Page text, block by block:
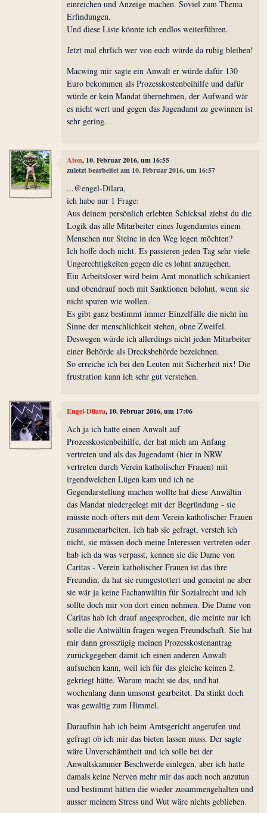
einreichen und Anzeige machen. Soviel zum Thema
Erfindungen.
Und diese Liste könnte ich endlos weiterführen.
Jetzt mal ehrlich wer von euch würde da ruhig bleiben!
Macwing mir sagte ein Anwalt er würde dafür 130
Euro bekommen als Prozesskostenbeihilfe und dafür
würde er kein Mandat übernehmen, der Aufwand wär
es nicht wert und gegen das Jugendamt zu gewinnen ist
sehr gering.
Aton, 10. Februar 2016, um 16:55
zuletzt bearbeitet am 10. Februar 2016, um 16:57
...@engel-Dilara,
ich habe nur 1 Frage:
Aus deinem persönlich erlebten Schicksal ziehst du die
Logik das alle Mitarbeiter eines Jugendamtes einem
Menschen nur Steine in den Weg legen möchten?
Ich hoffe doch nicht. Es passieren jeden Tag sehr viele
Ungerechtigkeiten gegen die es lohnt anzugehen.
Ein Arbeitsloser wird beim Amt monatlich schikaniert
und obendrauf noch mit Sanktionen belohnt, wenn sie
nicht spuren wie wollen.
Es gibt ganz bestimmt immer Einzelfälle die nicht im
Sinne der menschlichkeit stehen, ohne Zweifel.
Deswegen würde ich allerdings nicht jeden Mitarbeiter
einer Behörde als Drecksbehörde bezeichnen.
So erreiche ich bei den Leuten mit Sicherheit nix! Die
frustration kann ich sehr gut verstehen.
Engel-Dilara, 10. Februar 2016, um 17:06
Ach ja ich hatte einen Anwalt auf
Prozesskostenbeihilfe, der hat mich am Anfang
vertreten und als das Jugendamt (hier in NRW
vertreten durch Verein katholischer Frauen) mit
irgendwelchen Lügen kam und ich ne
Gegendarstellung machen wollte hat diese Anwältin
das Mandat niedergelegt mit der Begründung - sie
müsste noch öfters mit dem Verein katholischer Frauen
zusammenarbeiten. Ich hab sie gefragt, versteh ich
nicht, sie müssen doch meine Interessen vertreten oder
hab ich da was verpasst, kennen sie die Dame von
Caritas - Verein katholischer Frauen ist das ihre
Freundin, da hat sie rumgestottert und gemeint ne aber
sie wär ja keine Fachanwältin für Sozialrecht und ich
sollte doch mir von dort einen nehmen. Die Dame von
Caritas hab ich drauf angesprochen, die meinte nur ich
solle die Antwältin fragen wegen Freundschaft. Sie hat
mir dann grosszügig meinen Prozesskostenantrag
zurückgegeben damit ich einen anderen Anwalt
aufsuchen kann, weil ich für das gleiche keinen 2.
gekriegt hätte. Warum macht sie das, und hat
wochenlang dann umsonst gearbeitet. Da stinkt doch
was gewaltig zum Himmel.
Daraufhin hab ich beim Amtsgericht angerufen und
gefragt ob ich mir das bieten lassen muss. Der sagte
wäre Unverschämtheit und ich solle bei der
Anwaltskammer Beschwerde einlegen, aber ich hatte
damals keine Nerven mehr mir das auch noch anzutun
und bestimmt hätten die wieder zusammengehalten und
ausser meinem Stress und Wut wäre nichts geblieben.